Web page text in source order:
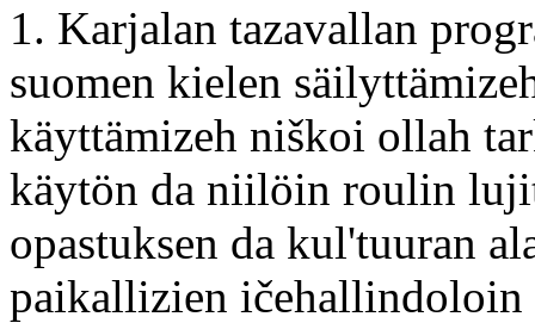
1. Karjalan tazavallan
suomen kielen
käyttämizeh niškoi ollah
käytön da niilöin roulin
opastuksen da kul'tuuran
paikallizien